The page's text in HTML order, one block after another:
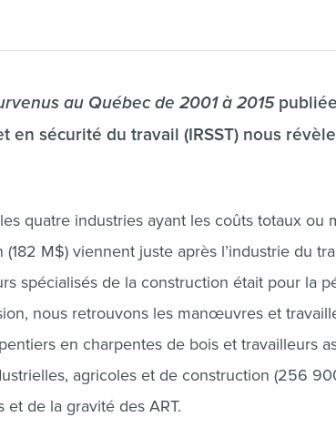
au Québec de 2001 à 2015
en sécurité du travail (IRSST) nous
quatre industries ayant les coûts totaux ou
M$) viennent juste après l’industrie du
spécialisés de la construction était pour la
nous retrouvons les manœuvres et
en charpentes de bois et travailleurs
agricoles et de construction (256
de la gravité des ART.